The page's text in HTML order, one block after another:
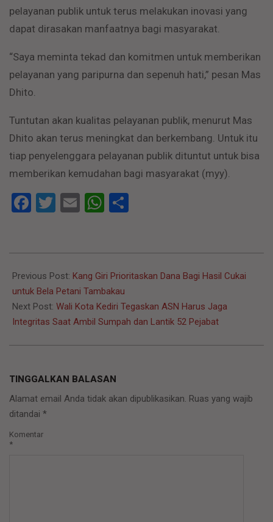
pelayanan publik untuk terus melakukan inovasi yang
dapat dirasakan manfaatnya bagi masyarakat.
“Saya meminta tekad dan komitmen untuk memberikan
pelayanan yang paripurna dan sepenuh hati,” pesan Mas
Dhito.
Tuntutan akan kualitas pelayanan publik, menurut Mas
Dhito akan terus meningkat dan berkembang. Untuk itu
tiap penyelenggara pelayanan publik dituntut untuk bisa
memberikan kemudahan bagi masyarakat (myy).
Facebook
Twitter
EmailWhatsApp
01-
04
Previous Post: Kang Giri Prioritaskan Dana Bagi Hasil Cukai
untuk Bela Petani Tambakau
Next Post: Wali Kota Kediri Tegaskan ASN Harus Jaga
Integritas Saat Ambil Sumpah dan Lantik 52 Pejabat
TINGGALKAN BALASAN
Alamat email Anda tidak akan dipublikasikan. Ruas yang wajib
ditandai *
Komentar
*